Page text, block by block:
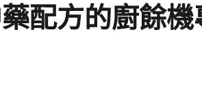
配方的廚餘